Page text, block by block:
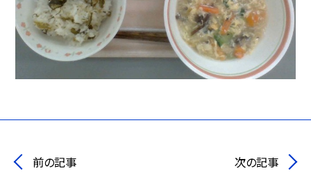
前の記事 次の記事